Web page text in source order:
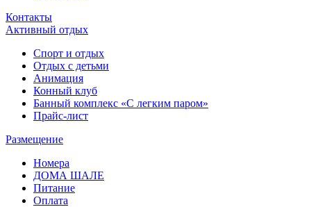
Контакты
Активный отдых
Спорт и отдых
Отдых с детьми
Анимация
Конный клуб
Банный комплекс «С легким паром»
Прайс-лист
Размещение
Номера
ДОМА ШАЛЕ
Питание
Оплата